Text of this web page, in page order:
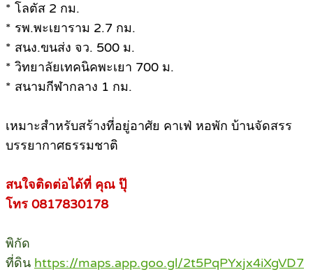
* โลตัส 2 กม.
* รพ.พะเยาราม 2.7 กม.
* สนง.ขนส่ง จว. 500 ม.
* วิทยาลัยเทคนิคพะเยา 700 ม.
* สนามกีฬากลาง 1 กม.
เหมาะสำหรับสร้างที่อยู่อาศัย คาเฟ่ หอพัก บ้านจัดสรร
บรรยากาศธรรมชาติ
สนใจติดต่อได้ที่ คุณ ปุ๊
โทร 0817830178
พิกัด
ที่ดิน https://maps.app.goo.gl/2t5PqPYxjx4iXgVD7